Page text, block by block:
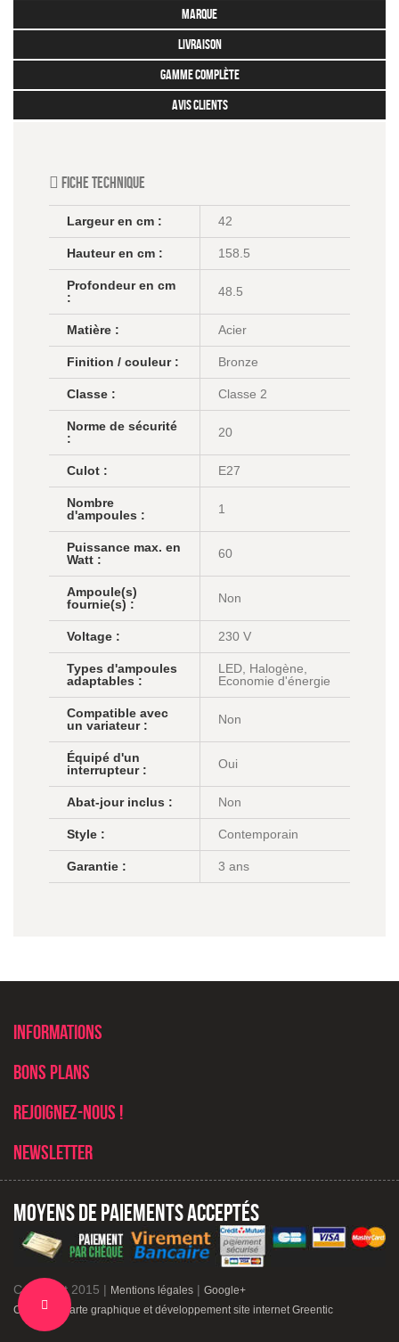
Change
marque
livraison
gamme complète
avis clients
Fiche technique
Largeur en cm : 42
Hauteur en cm : 158.5
Profondeur en cm
:
48.5
Matière : Acier
Finition / couleur : Bronze
Classe : Classe 2
Norme de sécurité
:
20
Culot : E27
Nombre
d'ampoules :
1
Puissance max. en
Watt :
60
Ampoule(s)
fournie(s) :
Non
Voltage : 230 V
Types d'ampoules
adaptables :
LED, Halogène,
Economie d'énergie
Compatible avec
un variateur :
Non
Équipé d'un
interrupteur :
Oui
Abat-jour inclus : Non
Style : Contemporain
Garantie : 3 ans
Informations
Bons plans
Rejoignez-nous !
Newsletter
Moyens de paiements acceptés
Copyright 2015 | Mentions légales | Google+
Création charte graphique et développement site internet Greentic